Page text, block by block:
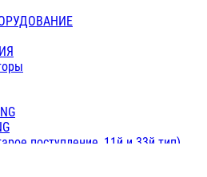
поступление, 11й и 33й тип)